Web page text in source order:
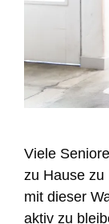
Viele
zu Hause zu
mit dieser
aktiv zu